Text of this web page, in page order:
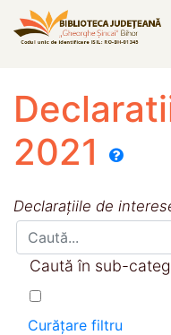
2021
Declarațiile de
Caută în sub-
Curățare filtru